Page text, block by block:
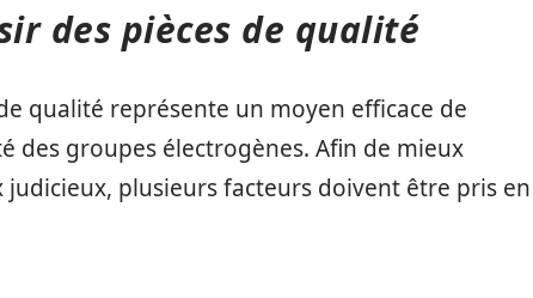
des pièces de qualité
qualité représente un moyen efficace de
des groupes électrogènes. Afin de mieux
judicieux, plusieurs facteurs doivent être pris en